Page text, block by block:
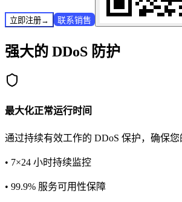
立即注册→ 联系销售
强大的 DDoS 防护
最大化正常运行时间
通过持续有效工作的 DDoS 保护，确保
• 7×24 小时持续监控
• 99.9% 服务可用性保障